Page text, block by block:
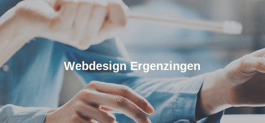
Webdesign Ergenzingen